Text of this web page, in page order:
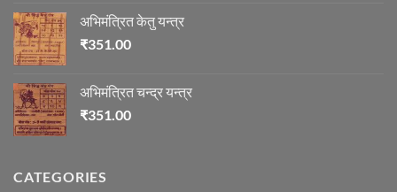
अभिमंत्रित केतु यन्त्र
₹351.00
अभिमंत्रित चन्द्र यन्त्र
₹351.00
CATEGORIES